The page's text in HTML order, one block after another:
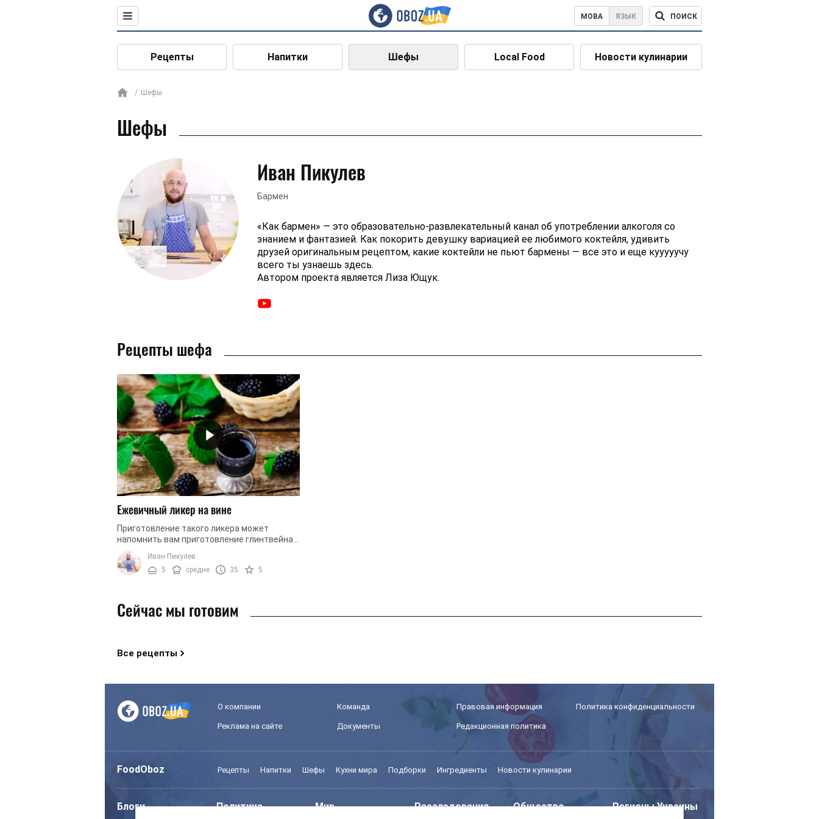
МОВА ЯЗЫК ПОИСК
Рецепты Напитки Шефы Local Food Новости кулинарии
Шефы
Шефы
Иван Пикулев
Бармен
«Как бармен» — это образовательно-развлекательный канал об употреблении алкоголя со
знанием и фантазией. Как покорить девушку вариацией ее любимого коктейля, удивить
друзей оригинальным рецептом, какие коктейли не пьют бармены — все это и еще кууууучу
всего ты узнаешь здесь.
Автором проекта является Лиза Ющук.
Рецепты шефа
Ежевичный ликер на вине
Приготовление такого ликера может
напомнить вам приготовление глинтвейна.
Но на самом деле, такая схожесть только
внешне. Благодаря некоторым ...
Иван Пикулев
5
средне 35 5
Сейчас мы готовим
Все рецепты
О компании Команда Правовая информация Политика конфиденциальности
Реклама на сайте Документы Редакционная политика
FoodOboz Рецепты Напитки Шефы Кухни мира Подборки Ингредиенты Новости кулинарии
Блоги Политика Мир Расследования Общество Регионы Украины